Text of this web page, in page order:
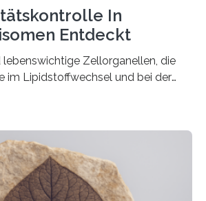
In
Entdeckt
lebenswichtige Zellorganellen, die
im Lipidstoffwechsel und bei der
zahlreiche Enzyme präzise in
Bochum um Prof. Dr. Ralf Erdmann
Yusuf hat nun einen bislang
des
in der Bäckerhefe